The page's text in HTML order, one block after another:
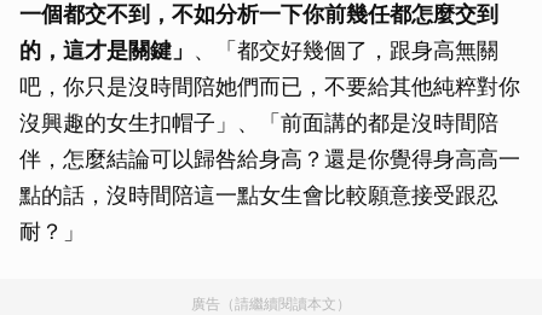
一個都交不到，不如分析一下你前幾任都怎麼交到
的，這才是關鍵」 、「都交好幾個了，跟身高無關
吧，你只是沒時間陪她們而已，不要給其他純粹對你
沒興趣的女生扣帽子」、「前面講的都是沒時間陪
伴，怎麼結論可以歸咎給身高？還是你覺得身高高一
點的話，沒時間陪這一點女生會比較願意接受跟忍
耐？」
廣告（請繼續閱讀本文）